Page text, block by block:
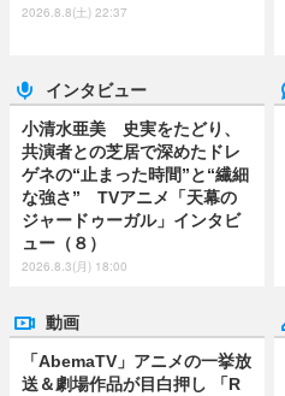
2026.8.8(土) 22:37
インタビュー
小清水亜美 史実をたどり、
共演者との芝居で深めたドレ
ゲネの“止まった時間”と“繊細
な強さ” TVアニメ「天幕の
ジャードゥーガル」インタビ
ュー（８）
2026.8.3(月) 18:00
動画
「AbemaTV」アニメの一挙放
送＆劇場作品が目白押し 「R